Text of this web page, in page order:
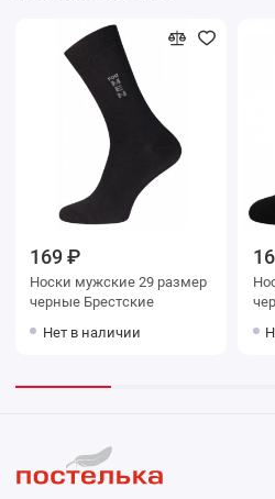
169 ₽
Носки мужские 29 размер
черные Брестские
Нет в наличии
Носки